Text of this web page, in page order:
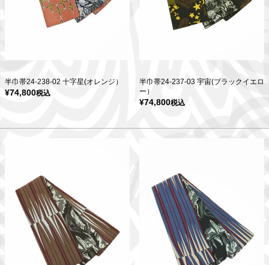
半巾帯24-238-02 十字星(オレンジ）
¥74,800税込
半巾帯24-237-03 宇宙(ブラックイエロ
ー）
¥74,800税込